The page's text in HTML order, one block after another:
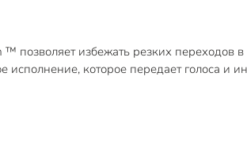
позволяет избежать резких переходов
исполнение, которое передает голоса и